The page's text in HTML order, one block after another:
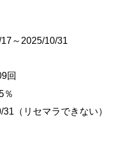
～2025/10/31
回
％
（リセマラできない）